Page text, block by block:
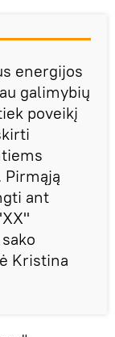
energijos
galimybių
poveikį
ant
Kristina